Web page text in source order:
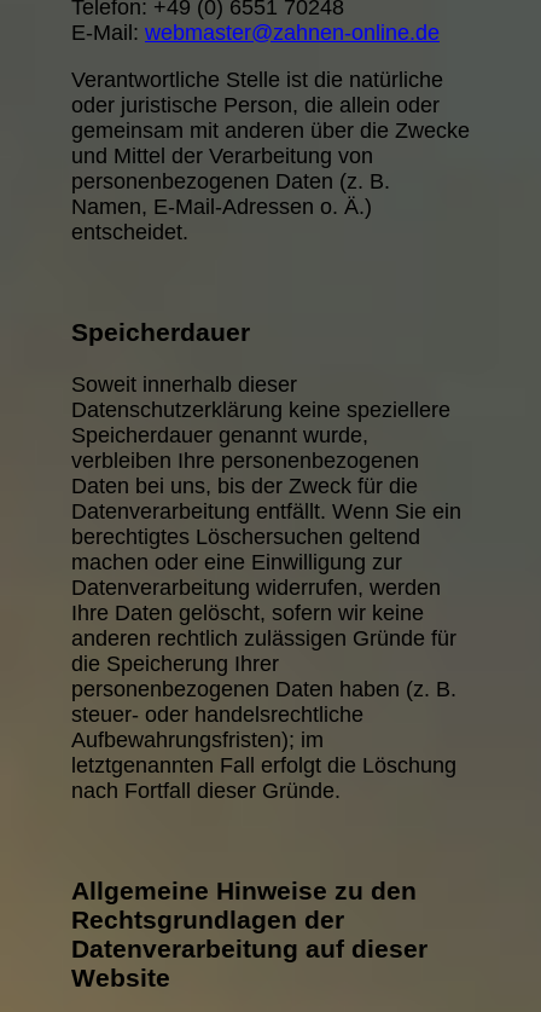
Telefon: +49 (0) 6551 70248
E-Mail: webmaster@zahnen-online.de
Verantwortliche Stelle ist die natürliche
oder juristische Person, die allein oder
gemeinsam mit anderen über die Zwecke
und Mittel der Verarbeitung von
personenbezogenen Daten (z. B.
Namen, E-Mail-Adressen o. Ä.)
entscheidet.
Speicherdauer
Soweit innerhalb dieser
Datenschutzerklärung keine speziellere
Speicherdauer genannt wurde,
verbleiben Ihre personenbezogenen
Daten bei uns, bis der Zweck für die
Datenverarbeitung entfällt. Wenn Sie ein
berechtigtes Löschersuchen geltend
machen oder eine Einwilligung zur
Datenverarbeitung widerrufen, werden
Ihre Daten gelöscht, sofern wir keine
anderen rechtlich zulässigen Gründe für
die Speicherung Ihrer
personenbezogenen Daten haben (z. B.
steuer- oder handelsrechtliche
Aufbewahrungsfristen); im
letztgenannten Fall erfolgt die Löschung
nach Fortfall dieser Gründe.
Allgemeine Hinweise zu den
Rechtsgrundlagen der
Datenverarbeitung auf dieser
Website